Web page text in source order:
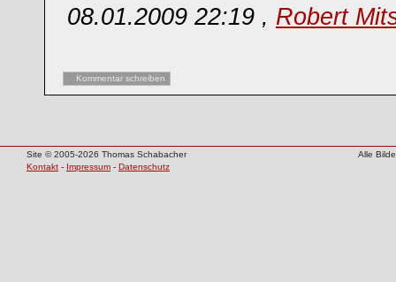
08.01.2009 22:19 , Robert
Kommentar schreiben
Site © 2005-2026 Thomas Schabacher
Alle
Kontakt - Impressum - Datenschutz